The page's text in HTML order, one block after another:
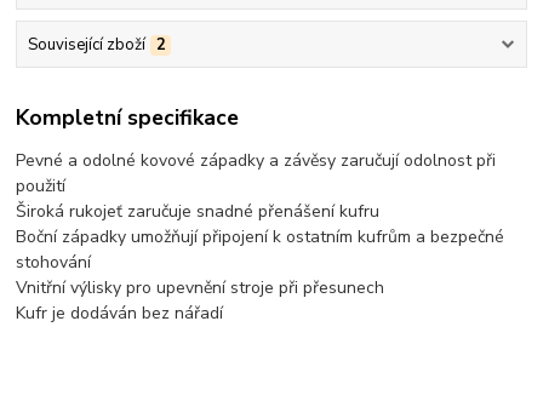
Související zboží 2
Kompletní specifikace
Pevné a odolné kovové západky a závěsy zaručují odolnost při
použití
Široká rukojeť zaručuje snadné přenášení kufru
Boční západky umožňují připojení k ostatním kufrům a bezpečné
stohování
Vnitřní výlisky pro upevnění stroje při přesunech
Kufr je dodáván bez nářadí